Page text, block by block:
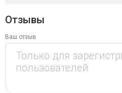
Отзывы
Ваш отзыв